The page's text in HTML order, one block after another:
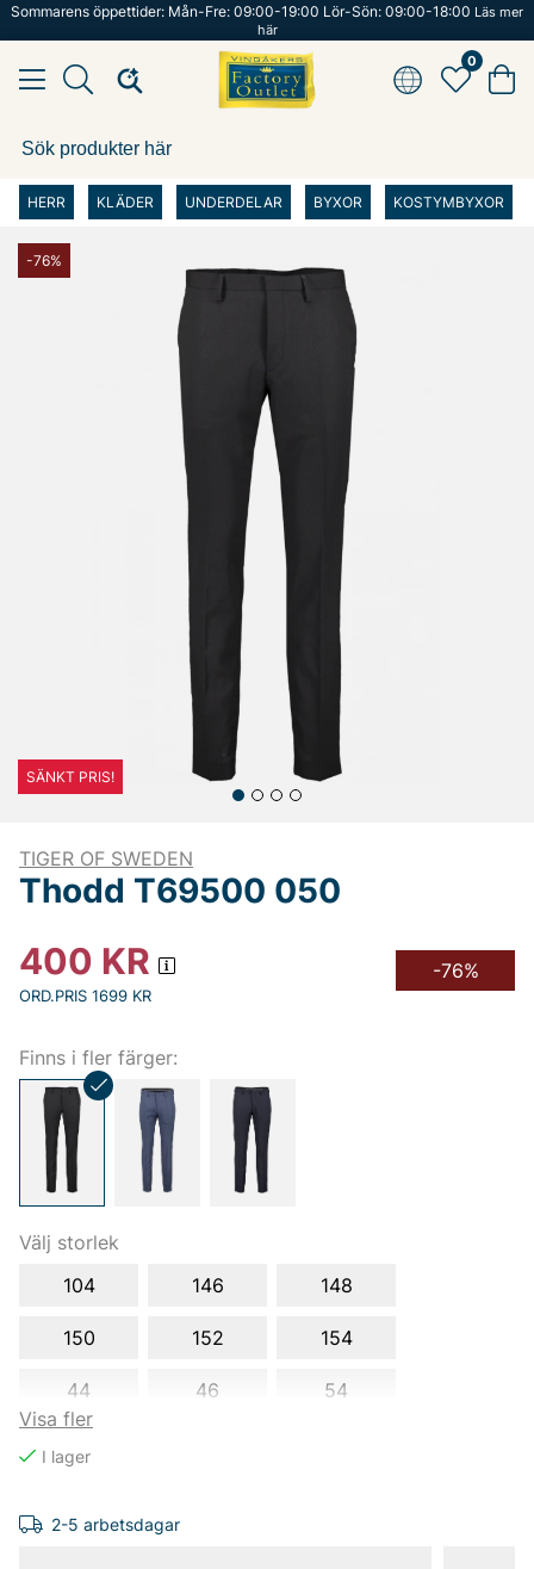
Sommarens öppettider: Mån-Fre: 09:00-19:00 Lör-Sön: 09:00-18:00 Läs mer
här
0
HERR KLÄDER UNDERDELAR BYXOR KOSTYMBYXOR
-76%
SÄNKT PRIS!
TIGER OF SWEDEN
Thodd T69500 050
400 KR
ORD.PRIS 1699 KR
-76%
Finns i fler färger:
Välj storlek
Visa fler
104 146 148
150 152 154
44 46 54
2-5 arbetsdagar